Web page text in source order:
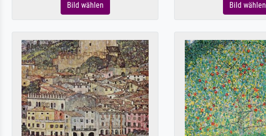
Bild wählen Bild wählen